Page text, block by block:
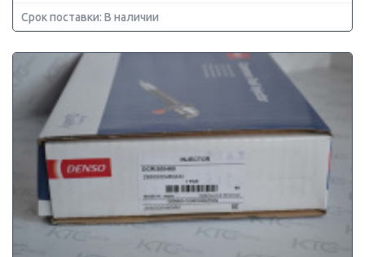
Срок поставки: В наличии